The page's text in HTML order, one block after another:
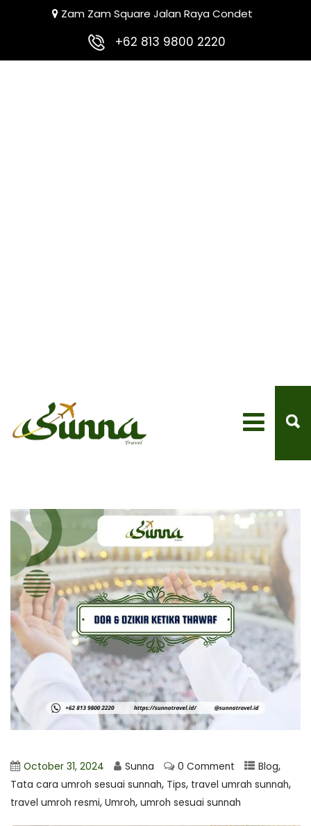
Zam Zam Square Jalan Raya Condet
+62 813 9800 2220
October 31, 2024 Sunna 0 Comment Blog,
Tata cara umroh sesuai sunnah, Tips, travel umrah sunnah,
travel umroh resmi, Umroh, umroh sesuai sunnah